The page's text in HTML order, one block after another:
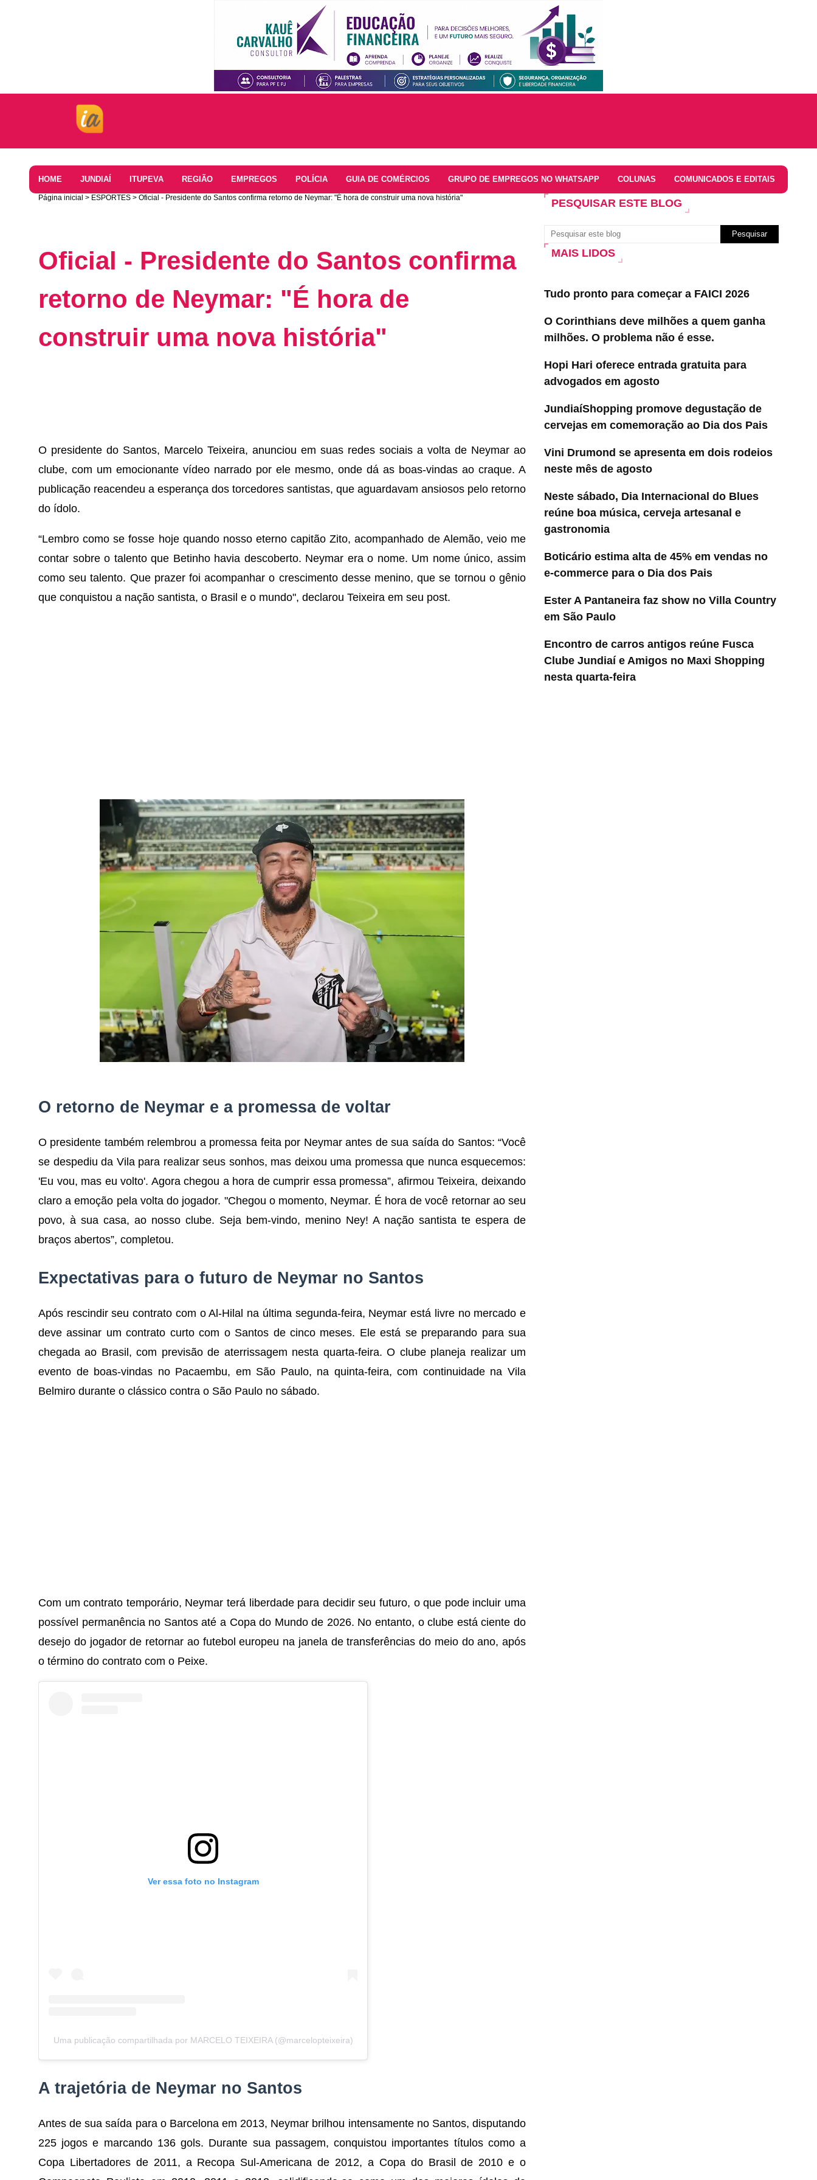
HOME JUNDIAÍ ITUPEVA REGIÃO EMPREGOS POLÍCIA GUIA DE COMÉRCIOS GRUPO DE EMPREGOS NO WHATSAPP COLUNAS COMUNICADOS E EDITAIS
Página inicial ESPORTES Oficial - Presidente do Santos confirma retorno de Neymar: "É hora de construir uma nova história"
Oficial - Presidente do Santos confirma
retorno de Neymar: "É hora de
construir uma nova história"
O presidente do Santos, Marcelo Teixeira, anunciou em suas redes sociais a volta de Neymar ao
clube, com um emocionante vídeo narrado por ele mesmo, onde dá as boas-vindas ao craque. A
publicação reacendeu a esperança dos torcedores santistas, que aguardavam ansiosos pelo retorno
do ídolo.
“Lembro como se fosse hoje quando nosso eterno capitão Zito, acompanhado de Alemão, veio me
contar sobre o talento que Betinho havia descoberto. Neymar era o nome. Um nome único, assim
como seu talento. Que prazer foi acompanhar o crescimento desse menino, que se tornou o gênio
que conquistou a nação santista, o Brasil e o mundo", declarou Teixeira em seu post.
O retorno de Neymar e a promessa de voltar
O presidente também relembrou a promessa feita por Neymar antes de sua saída do Santos: “Você
se despediu da Vila para realizar seus sonhos, mas deixou uma promessa que nunca esquecemos:
'Eu vou, mas eu volto'. Agora chegou a hora de cumprir essa promessa”, afirmou Teixeira, deixando
claro a emoção pela volta do jogador. "Chegou o momento, Neymar. É hora de você retornar ao seu
povo, à sua casa, ao nosso clube. Seja bem-vindo, menino Ney! A nação santista te espera de
braços abertos”, completou.
Expectativas para o futuro de Neymar no Santos
Após rescindir seu contrato com o Al-Hilal na última segunda-feira, Neymar está livre no mercado e
deve assinar um contrato curto com o Santos de cinco meses. Ele está se preparando para sua
chegada ao Brasil, com previsão de aterrissagem nesta quarta-feira. O clube planeja realizar um
evento de boas-vindas no Pacaembu, em São Paulo, na quinta-feira, com continuidade na Vila
Belmiro durante o clássico contra o São Paulo no sábado.
Com um contrato temporário, Neymar terá liberdade para decidir seu futuro, o que pode incluir uma
possível permanência no Santos até a Copa do Mundo de 2026. No entanto, o clube está ciente do
desejo do jogador de retornar ao futebol europeu na janela de transferências do meio do ano, após
o término do contrato com o Peixe.
Ver essa foto no Instagram
Uma publicação compartilhada por MARCELO TEIXEIRA (@marcelopteixeira)
A trajetória de Neymar no Santos
Antes de sua saída para o Barcelona em 2013, Neymar brilhou intensamente no Santos, disputando
225 jogos e marcando 136 gols. Durante sua passagem, conquistou importantes títulos como a
Copa Libertadores de 2011, a Recopa Sul-Americana de 2012, a Copa do Brasil de 2010 e o
PESQUISAR ESTE BLOG
MAIS LIDOS
Tudo pronto para começar a FAICI 2026
O Corinthians deve milhões a quem ganha
milhões. O problema não é esse.
Hopi Hari oferece entrada gratuita para
advogados em agosto
JundiaíShopping promove degustação de
cervejas em comemoração ao Dia dos Pais
Vini Drumond se apresenta em dois rodeios
neste mês de agosto
Neste sábado, Dia Internacional do Blues
reúne boa música, cerveja artesanal e
gastronomia
Boticário estima alta de 45% em vendas no
e-commerce para o Dia dos Pais
Ester A Pantaneira faz show no Villa Country
em São Paulo
Encontro de carros antigos reúne Fusca
Clube Jundiaí e Amigos no Maxi Shopping
nesta quarta-feira